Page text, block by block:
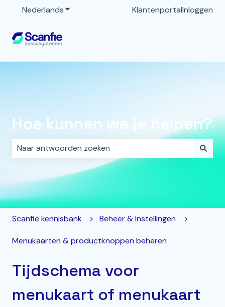
NederlandsSubmenu tonen voor vertalingen
KlantenportalInloggen
Hoe kunnen we je helpen?
Er zijn geen suggesties want het zoekveld is leeg.
Scanfie kennisbank Beheer & Instellingen
Menukaarten & productknoppen beheren
Tijdschema voor
menukaart of menukaart